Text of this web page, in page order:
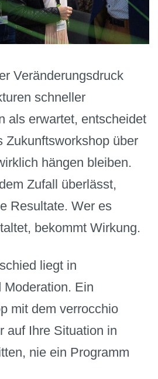
Veränderungsdruck
schneller
als erwartet, entscheidet
Zukunftsworkshop über
hängen bleiben.
Zufall überlässt,
Resultate. Wer es
bekommt Wirkung.
liegt in
Moderation. Ein
mit dem verrocchio
auf Ihre Situation in
nie ein Programm